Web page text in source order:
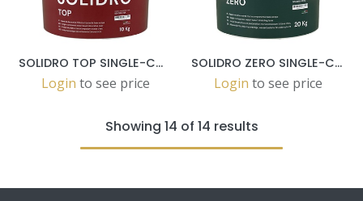
SOLIDRO TOP SINGLE-COMPONENT WATER-BASED DECOR LAYER 10KG POTS
Login to see price
SOLIDRO ZERO SINGLE-COMPON WATER-BASED SHIELDING LAYER 20KG POTS
Login to see price
Showing 14 of 14 results